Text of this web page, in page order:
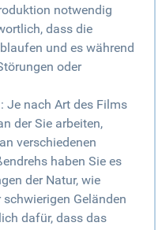
notwendig
dass die
und es während
oder
Je nach Art des Films
der Sie arbeiten,
verschiedenen
haben Sie es
der Natur, wie
Geländen
dafür, dass das